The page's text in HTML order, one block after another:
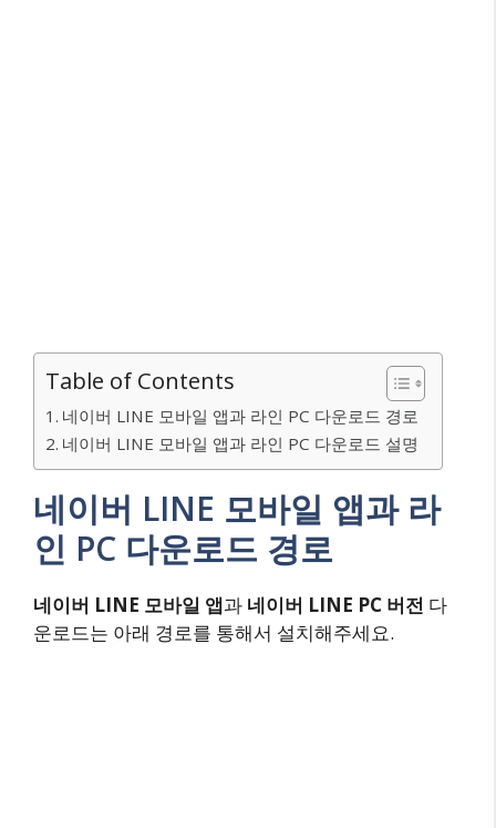
Table of Contents
네이버 LINE 모바일 앱과 라인 PC 다운로드 경로
네이버 LINE 모바일 앱과 라인 PC 다운로드 설명
네이버 LINE 모바일 앱과 라
인 PC 다운로드 경로
네이버 LINE 모바일 앱과 네이버 LINE PC 버전 다
운로드는 아래 경로를 통해서 설치해주세요.